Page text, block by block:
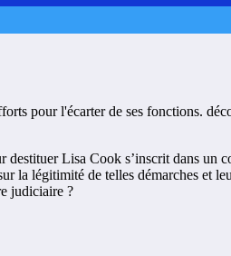
Lisa Cook s’inscrit dans un
la légitimité de telles démarches et
judiciaire ?